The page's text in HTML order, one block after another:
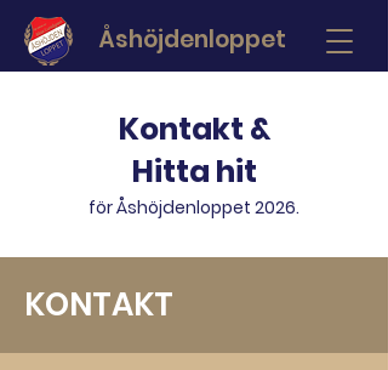
Åshöjdenloppet
Kontakt &
Hitta hit
för Åshöjdenloppet 2026.
KONTAKT